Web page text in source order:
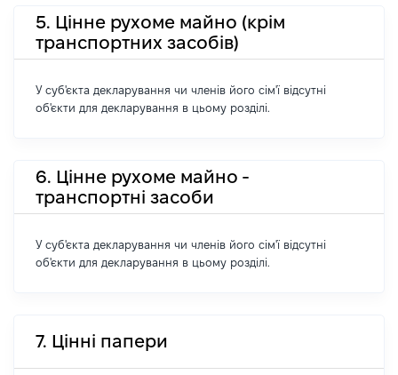
5. Цінне рухоме майно (крім
транспортних засобів)
У суб'єкта декларування чи членів його сім'ї відсутні
об'єкти для декларування в цьому розділі.
6. Цінне рухоме майно -
транспортні засоби
У суб'єкта декларування чи членів його сім'ї відсутні
об'єкти для декларування в цьому розділі.
7. Цінні папери